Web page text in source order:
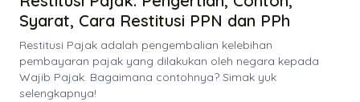
Syarat, Cara Restitusi PPN dan PPh
Restitusi Pajak adalah pengembalian kelebihan
pembayaran pajak yang dilakukan oleh negara kepada
Wajib Pajak. Bagaimana contohnya? Simak yuk
selengkapnya!